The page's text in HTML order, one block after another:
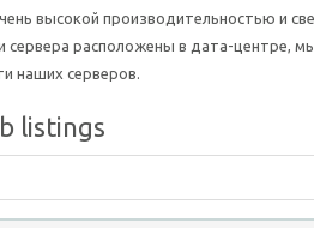
высокой производительностью и
сервера расположены в дата-центре,
наших серверов.
listings